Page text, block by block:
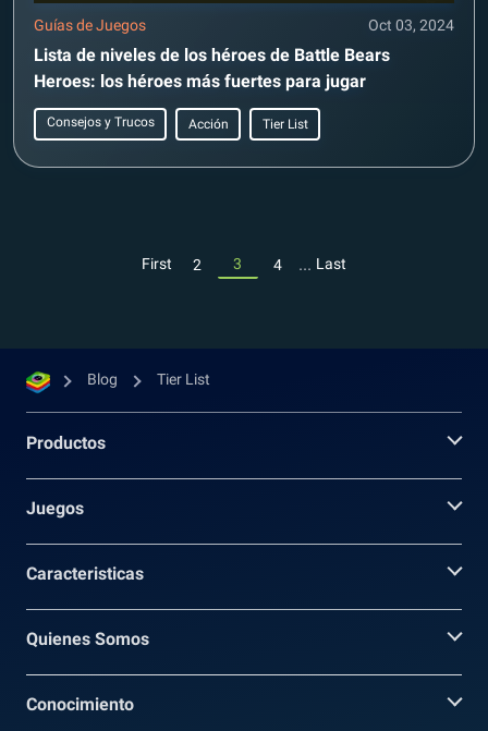
Guías de Juegos Oct 03, 2024
Lista de niveles de los héroes de Battle Bears
Heroes: los héroes más fuertes para jugar
Consejos y Trucos Acción Tier List
First 2 3 4 ... Last
Blog Tier List
Productos
Juegos
Caracteristicas
Quienes Somos
Conocimiento